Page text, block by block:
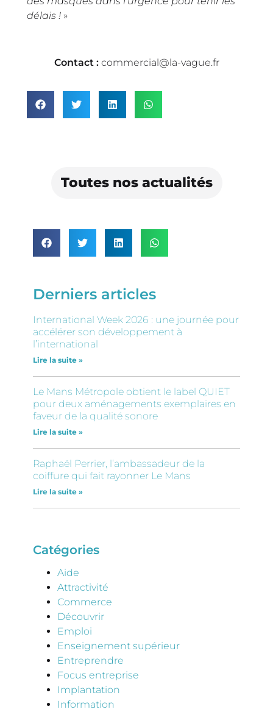
délais ! »
Contact : commercial@la-vague.fr
Toutes nos actualités
Derniers articles
International Week 2026 : une journée pour
accélérer son développement à
l’international
Lire la suite »
Le Mans Métropole obtient le label QUIET
pour deux aménagements exemplaires en
faveur de la qualité sonore
Lire la suite »
Raphaël Perrier, l’ambassadeur de la
coiffure qui fait rayonner Le Mans
Lire la suite »
Catégories
Aide
Attractivité
Commerce
Découvrir
Emploi
Enseignement supérieur
Entreprendre
Focus entreprise
Implantation
Information